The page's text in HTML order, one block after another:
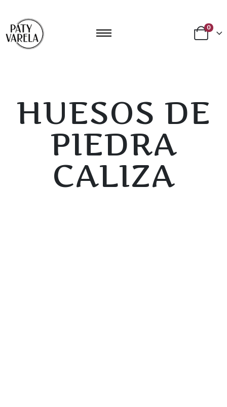
0
HUESOS DE
PIEDRA
CALIZA